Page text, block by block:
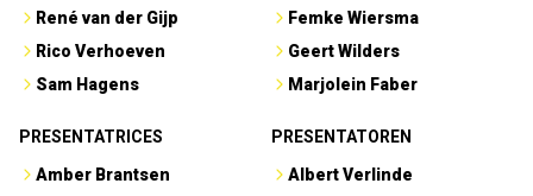
René van der Gijp
Rico Verhoeven
Sam Hagens
Femke Wiersma
Geert Wilders
Marjolein Faber
PRESENTATRICES
Amber Brantsen
PRESENTATOREN
Albert Verlinde